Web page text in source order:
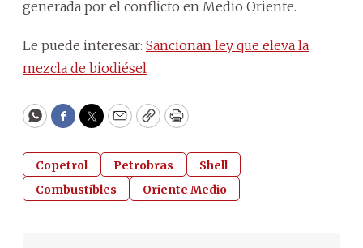
generada por el conflicto en Medio Oriente.
Le puede interesar: Sancionan ley que eleva la
mezcla de biodiésel
WhatsApp
Facebook
Twitter
EmailCopyPrint
Copetrol Petrobras
Shell
Combustibles
Oriente Medio